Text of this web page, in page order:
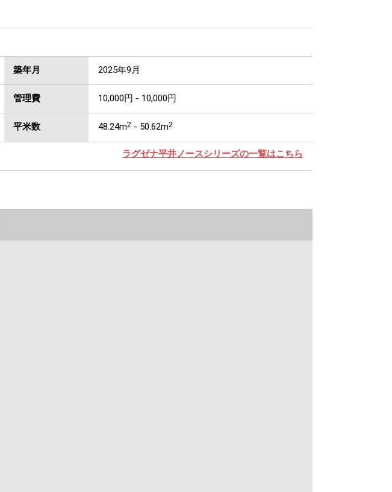
築年月 2025年9月
管理費 10,000円 - 10,000円
平米数 48.24m2 - 50.62m2
ラグゼナ平井ノースシリーズの一覧はこちら